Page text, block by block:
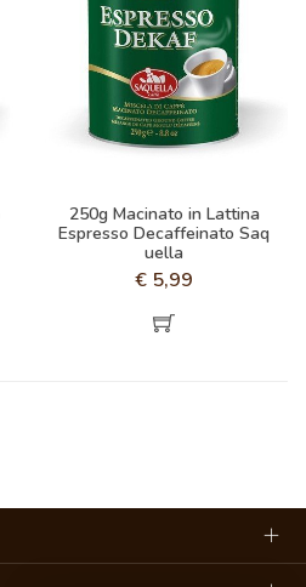
250g Macinato in Lattina
Espresso Decaffeinato Saq
uella
€ 5,99